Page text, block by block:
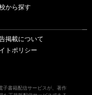
から探す
掲載について
トポリシー
子書籍配信サービスが、著作